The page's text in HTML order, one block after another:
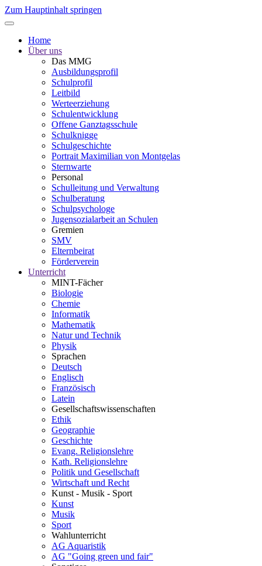
Zum Hauptinhalt springen
Home
Über uns
Das MMG
Ausbildungsprofil
Schulprofil
Leitbild
Werteerziehung
Schulentwicklung
Offene Ganztagsschule
Schulknigge
Schulgeschichte
Portrait Maximilian von Montgelas
Sternwarte
Personal
Schulleitung und Verwaltung
Schulberatung
Schulpsychologe
Jugensozialarbeit an Schulen
Gremien
SMV
Elternbeirat
Förderverein
Unterricht
MINT-Fächer
Biologie
Chemie
Informatik
Mathematik
Natur und Technik
Physik
Sprachen
Deutsch
Englisch
Französisch
Latein
Gesellschaftswissenschaften
Ethik
Geographie
Geschichte
Evang. Religionslehre
Kath. Religionslehre
Politik und Gesellschaft
Wirtschaft und Recht
Kunst - Musik - Sport
Kunst
Musik
Sport
Wahlunterricht
AG Aquaristik
AG "Going green und fair"